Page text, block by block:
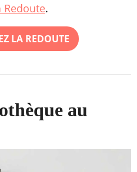
Redoute.
LA REDOUTE
au